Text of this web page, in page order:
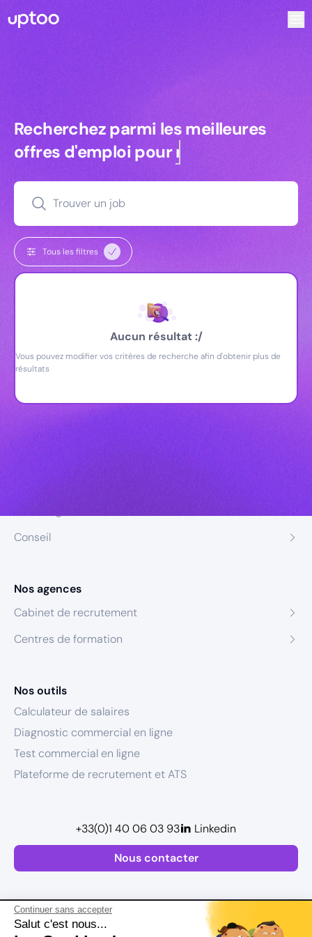
Continuer sans accepter
Salut c'est nous...
Recherchez parmi les meilleures
Recherchez parmi les meilleures
offres d'emploi pourmanagers
Trouver un job
Tous les filtres
Aucun résultat :/
Vous pouvez modifier vos critères de recherche afin d'obtenir plus de
résultats
Conseil
Nos agences
Cabinet de recrutement
Centres de formation
Nos outils
Calculateur de salaires
Diagnostic commercial en ligne
Test commercial en ligne
Plateforme de recrutement et ATS
Nous contacter
+33(0)1 40 06 03 93 Linkedin